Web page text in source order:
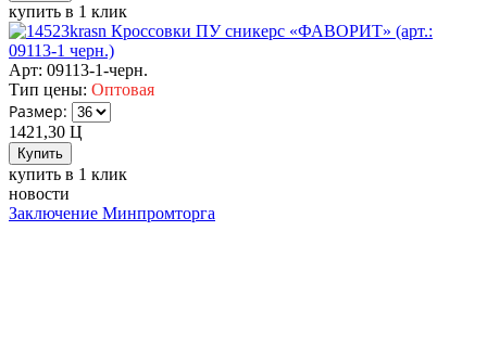
купить в 1 клик
Кроссовки ПУ сникерс «ФАВОРИТ» (арт.:
09113-1 черн.)
Арт: 09113-1-черн.
Тип цены: Оптовая
Размер:
1421,30 Ц
купить в 1 клик
новости
Заключение Минпромторга